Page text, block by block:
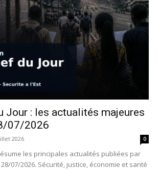
Jour : les actualités majeures
07/2026
2026 0
les principales actualités publiées par
07/2026. Sécurité, justice, économie et santé